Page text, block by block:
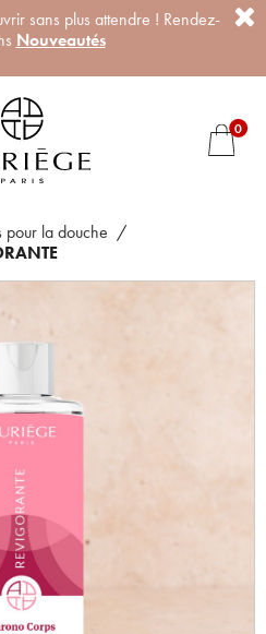
sans plus attendre ! Rendez-
Nouveautés
0
pour la douche /